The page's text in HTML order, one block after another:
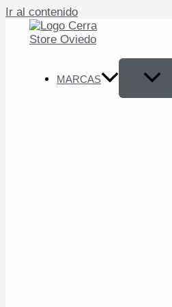
Ir al contenido
MARCAS